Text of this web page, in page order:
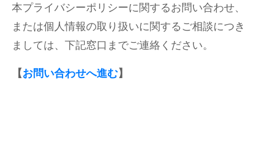
本プライバシーポリシーに関するお問い合わせ、
または個人情報の取り扱いに関するご相談につき
ましては、下記窓口までご連絡ください。
【お問い合わせへ進む】